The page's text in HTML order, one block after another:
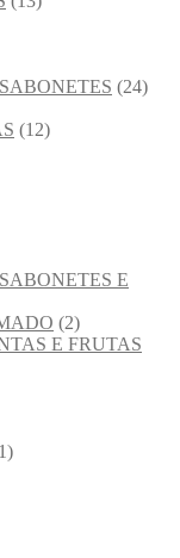
(24)
(12)
E
(2)
E FRUTAS